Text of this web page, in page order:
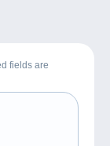
fields are